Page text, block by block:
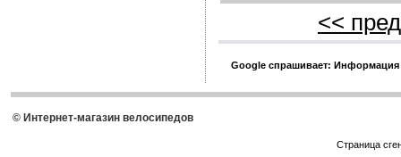
<< пред
Google спрашивает:
© Интернет-магазин велосипедов
Страница